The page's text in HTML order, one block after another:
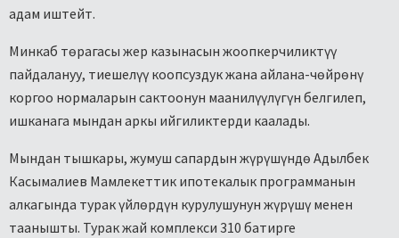
адам иштейт.
Минкаб төрагасы жер казынасын жоопкерчиликтүү
пайдалануу, тиешелүү коопсуздук жана айлана-чөйрөнү
коргоо нормаларын сактоонун маанилүүлүгүн белгилеп,
ишканага мындан аркы ийгиликтерди каалады.
Мындан тышкары, жумуш сапардын жүрүшүндө Адылбек
Касымалиев Мамлекеттик ипотекалык программанын
алкагында турак үйлөрдүн курулушунун жүрүшү менен
таанышты. Турак жай комплекси 310 батирге